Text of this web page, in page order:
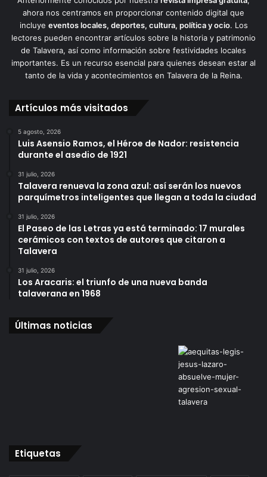
ahora nos centramos en proporcionar contenido digital que
incluye eventos locales, deportes, cultura, política y ocio. Los
lectores pueden encontrar artículos sobre la historia y patrimonio
de Talavera, así como información sobre festividades locales
importantes. Es un recurso esencial para quienes desean estar al
tanto de la vida y acontecimientos en Talavera de la Reina.
Artículos más visitados
5 agosto, 2026
Luis Asensio Ramos, el Héroe de Nador: resistencia
durante el asedio de 1921
31 julio, 2026
Talavera renueva la zona azul: así serán los nuevos
parquímetros inteligentes que llegan a toda la ciudad
31 julio, 2026
El Paseo de las Letras ya está terminado: 17 murales
cerámicos con textos de autores que citaron a
Talavera
31 julio, 2026
Los Aracaris: el triunfo de una nueva banda
talaverana en 1968
Últimas noticias
Etiquetas